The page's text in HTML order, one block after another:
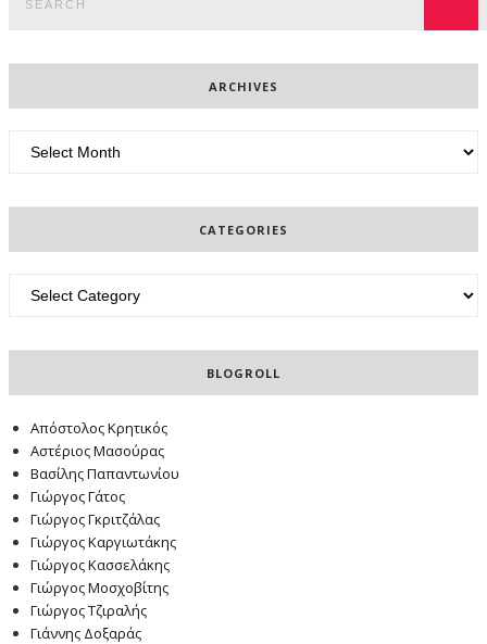
for:
ARCHIVES
CATEGORIES
BLOGROLL
Απόστολος Κρητικός
Αστέριος Μασούρας
Βασίλης Παπαντωνίου
Γιώργος Γάτος
Γιώργος Γκριτζάλας
Γιώργος Καργιωτάκης
Γιώργος Κασσελάκης
Γιώργος Μοσχοβίτης
Γιώργος Τζιραλής
Γιάννης Δοξαράς